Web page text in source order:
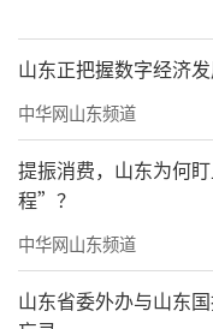
一声高铁，
高速铁路营业总
一，八纵八横主
还可能提速世界
浅，有媒体评论
列已经打通了21
得高铁者得
山东正把握数字经济
中华网山东频道
提振消费，山东为何
程”？
中华网山东频道
山东省委外办与山东